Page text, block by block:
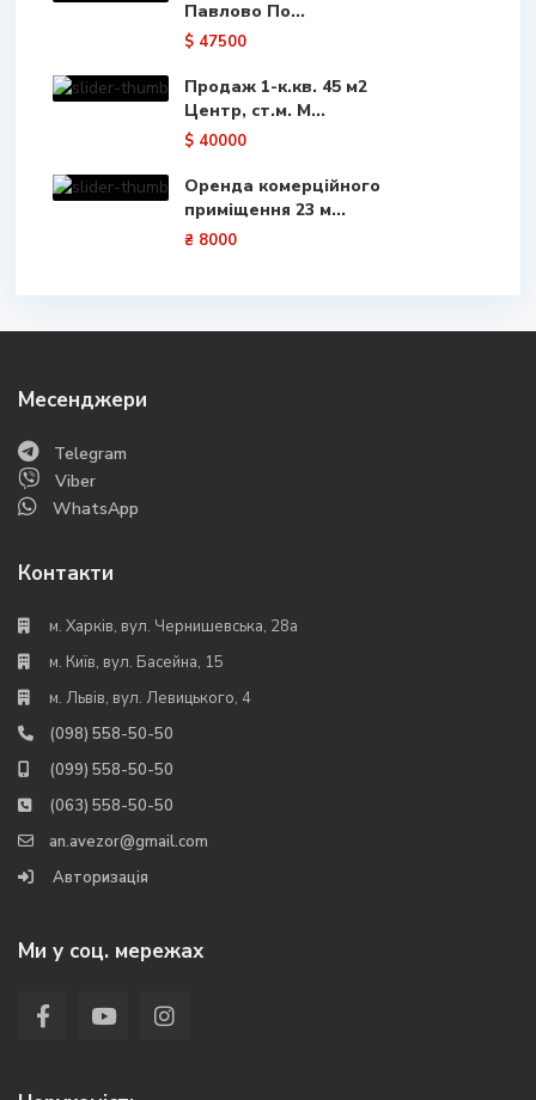
Павлово По...
$ 47500
Продаж 1-к.кв. 45 м2
Центр, ст.м. М...
$ 40000
Оренда комерційного
приміщення 23 м...
₴ 8000
Месенджери
Telegram
Viber
WhatsApp
Контакти
м. Харків, вул. Чернишевська, 28а
м. Київ, вул. Басейна, 15
м. Львів, вул. Левицького, 4
(098) 558-50-50
(099) 558-50-50
(063) 558-50-50
an.avezor@gmail.com
Авторизація
Ми у соц. мережах